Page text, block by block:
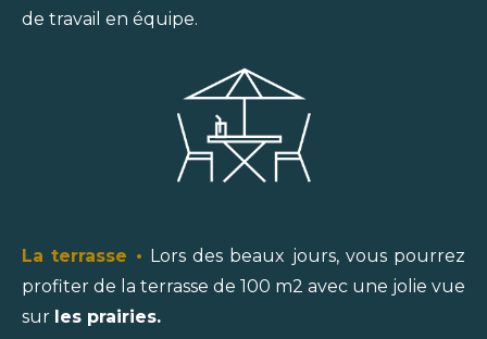
de travail en équipe.
La terrasse • Lors des beaux jours, vous pourrez
profiter de la terrasse de 100 m2 avec une jolie vue
sur les prairies.